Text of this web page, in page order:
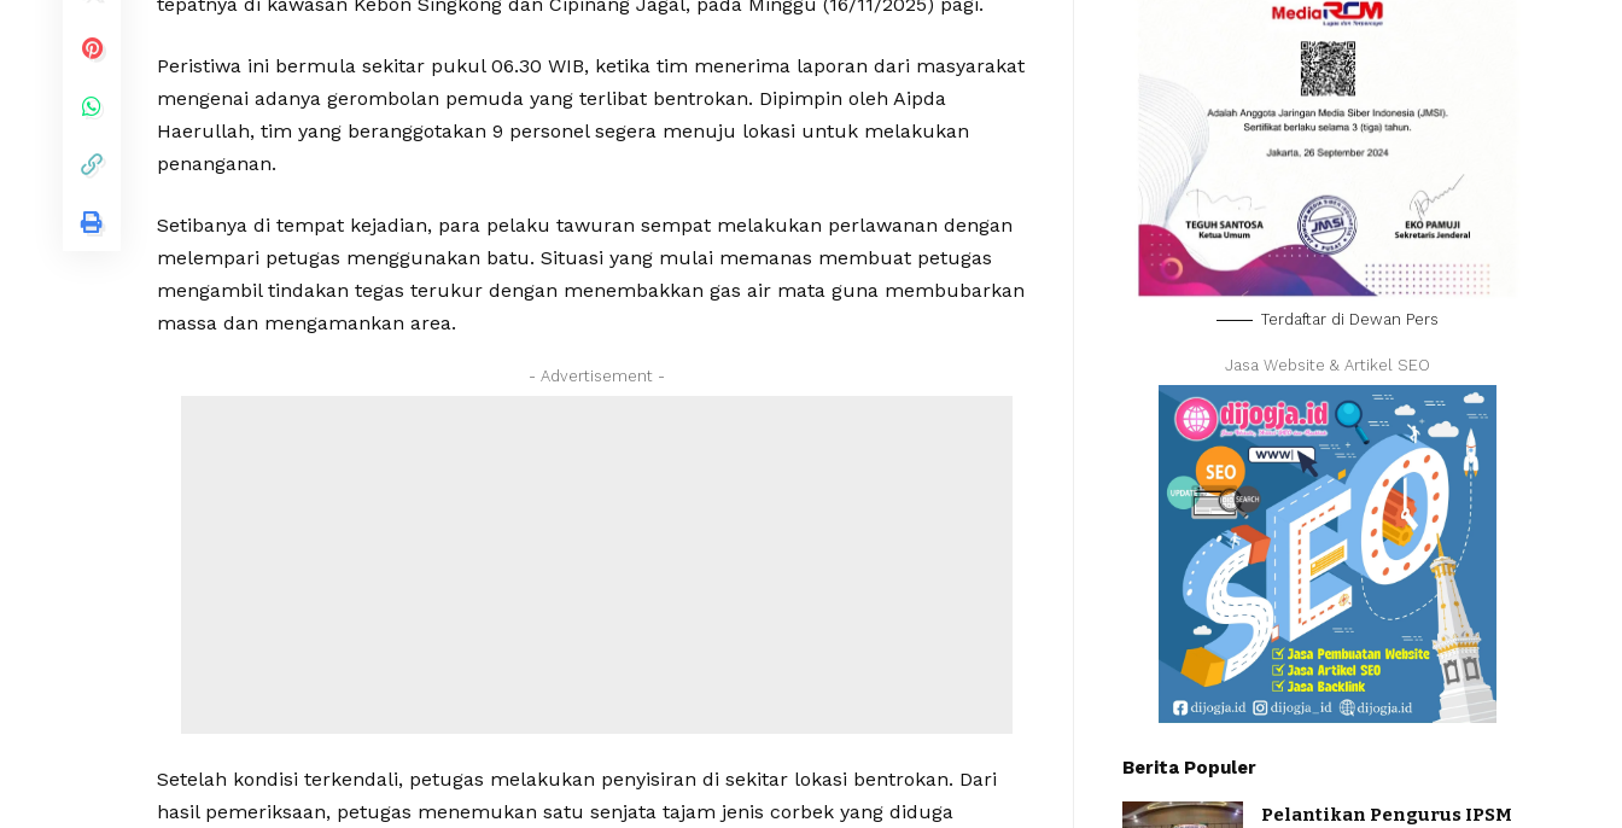
Peristiwa ini bermula sekitar pukul 06.30 WIB, ketika tim menerima laporan dari masyarakat
mengenai adanya gerombolan pemuda yang terlibat bentrokan. Dipimpin oleh Aipda
Haerullah, tim yang beranggotakan 9 personel segera menuju lokasi untuk melakukan
penanganan.
Setibanya di tempat kejadian, para pelaku tawuran sempat melakukan perlawanan dengan
melempari petugas menggunakan batu. Situasi yang mulai memanas membuat petugas
mengambil tindakan tegas terukur dengan menembakkan gas air mata guna membubarkan
massa dan mengamankan area.
- Advertisement -
Setelah kondisi terkendali, petugas melakukan penyisiran di sekitar lokasi bentrokan. Dari
hasil pemeriksaan, petugas menemukan satu senjata tajam jenis corbek yang diduga
Terdaftar di Dewan Pers
Jasa Website & Artikel SEO
Berita Populer
Pelantikan Pengurus IPSM